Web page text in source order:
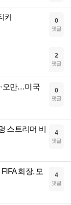
커 0
댓글
2
댓글
오만…미국
0
댓글
스트리머 비
4
댓글
회장, 모
4
댓글